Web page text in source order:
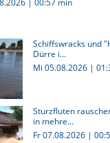
| 00:57 min
Schiffswracks und
Dürre i...
Mi 05.08.2026 |
Sturzfluten
in mehre...
Fr 07.08.2026 |